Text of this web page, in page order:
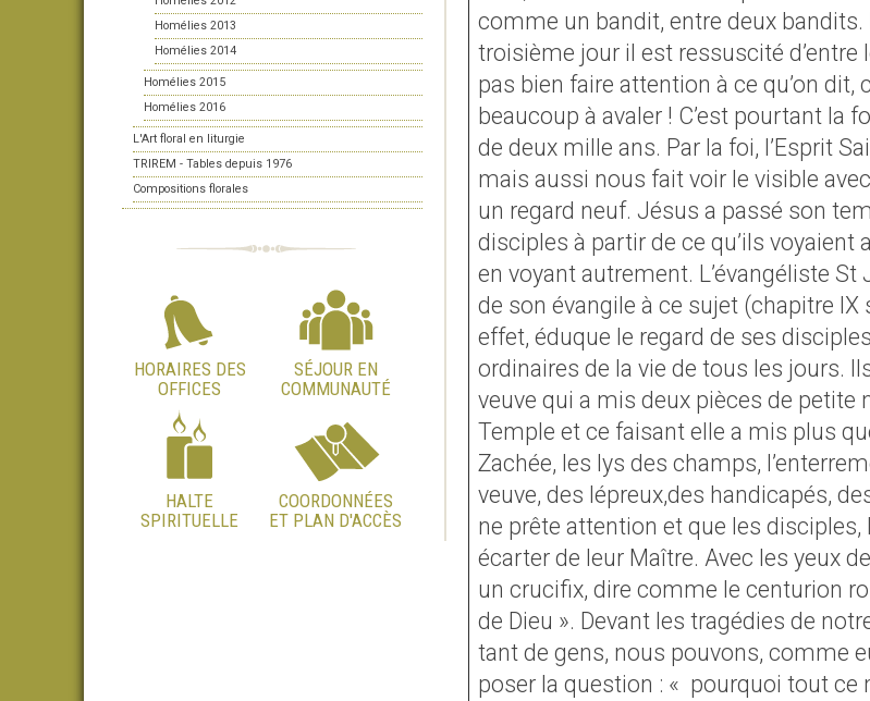
Homélies 2013
Homélies 2014
Homélies 2015
Homélies 2016
L'Art floral en liturgie
TRIREM - Tables depuis 1976
Compositions florales
HORAIRES DES
OFFICES
SÉJOUR EN
COMMUNAUTÉ
HALTE
SPIRITUELLE
COORDONNÉES
ET PLAN D'ACCÈS
comme un bandit, entre deux bandits.
troisième jour il est ressuscité
pas bien faire attention à ce qu’on dit,
beaucoup à avaler ! C’est pourtant la
de deux mille ans. Par la foi, l’Esprit
mais aussi nous fait voir le visible
un regard neuf. Jésus a passé son
disciples à partir de ce qu’ils voyaient
en voyant autrement. L’évangéliste
de son évangile à ce sujet (chapitre IX
effet, éduque le regard de ses
ordinaires de la vie de tous les jours.
veuve qui a mis deux pièces de petite
Temple et ce faisant elle a mis plus
Zachée, les lys des champs,
veuve, des lépreux,des handicapés,
ne prête attention et que les
écarter de leur Maître. Avec les yeux
un crucifix, dire comme le centurion
de Dieu ». Devant les tragédies de
tant de gens, nous pouvons, comme
poser la question : « pourquoi tout ce